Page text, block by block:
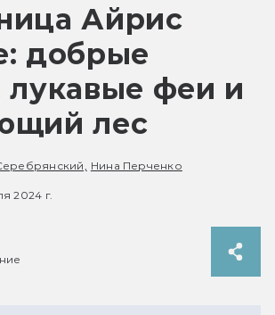
Айрис
добрые
феи и
лес
Нина Перченко
2024 г.